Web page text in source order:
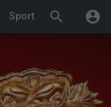
search account_circle
Sport